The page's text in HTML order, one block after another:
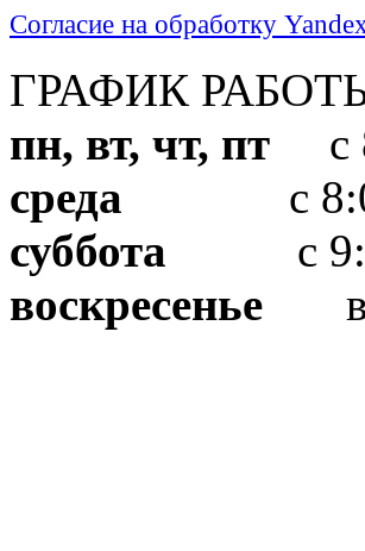
Согласие на обработку
ГРАФИК
пн, вт, чт, пт с
среда с 8:00
суббота с
воскресенье